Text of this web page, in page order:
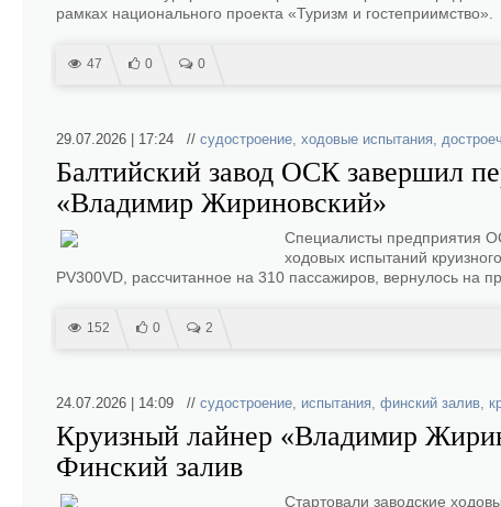
рамках национального проекта «Туризм и гостеприимство».
47 0 0
29.07.2026 | 17:24 // судостроение, ходовые испытания,
Балтийский завод ОСК завершил
«Владимир Жириновский»
Специалисты предприятия
ходовых испытаний
PV300VD, рассчитанное на 310 пассажиров, вернулось на
152 0 2
24.07.2026 | 14:09 // судостроение, испытания, финский залив,
Круизный лайнер «Владимир
Финский залив
Стартовали заводские